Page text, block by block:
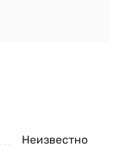
Неизвестно